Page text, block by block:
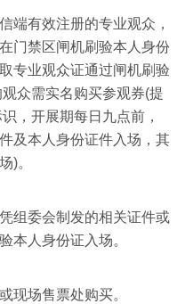
端有效注册的专业观众，
门禁区闸机刷验本人身份
专业观众证通过闸机刷验
众需实名购买参观券(提
，开展期每日九点前，
及本人身份证件入场，其
)。
组委会制发的相关证件或
本人身份证入场。
现场售票处购买。